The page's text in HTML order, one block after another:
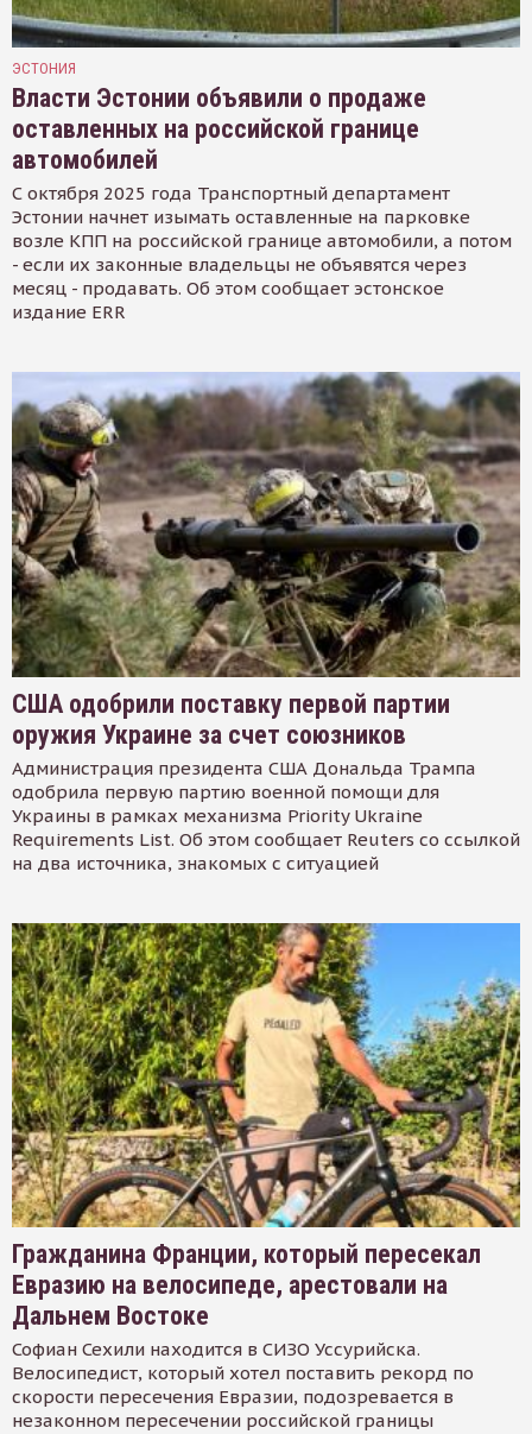
ЭСТОНИЯ
Власти Эстонии объявили о продаже
оставленных на российской границе
автомобилей
С октября 2025 года Транспортный департамент
Эстонии начнет изымать оставленные на парковке
возле КПП на российской границе автомобили, а потом
- если их законные владельцы не объявятся через
месяц - продавать. Об этом сообщает эстонское
издание ERR
США одобрили поставку первой партии
оружия Украине за счет союзников
Администрация президента США Дональда Трампа
одобрила первую партию военной помощи для
Украины в рамках механизма Priority Ukraine
Requirements List. Об этом сообщает Reuters со ссылкой
на два источника, знакомых с ситуацией
Гражданина Франции, который пересекал
Евразию на велосипеде, арестовали на
Дальнем Востоке
Софиан Сехили находится в СИЗО Уссурийска.
Велосипедист, который хотел поставить рекорд по
скорости пересечения Евразии, подозревается в
незаконном пересечении российской границы